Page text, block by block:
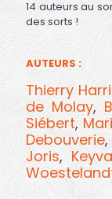
14 auteurs au
des sorts !
AUTEURS :
Thierry
de Molay,
Siébert,
Debouverie,
Joris,